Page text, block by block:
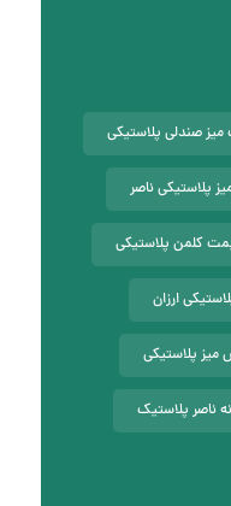
صندلی پلاستیکی
پلاستیکی ناصر
کلمن پلاستیکی
ارزان
پلاستیکی
ناصر پلاستیک